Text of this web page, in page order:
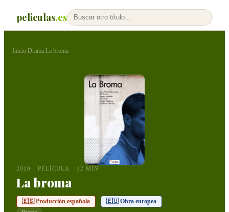
peliculas.es
Inicio›Drama›La broma
2010 PELÍCULA 12 MIN
La broma
🇪🇸 Producción española 🇪🇺 Obra europea